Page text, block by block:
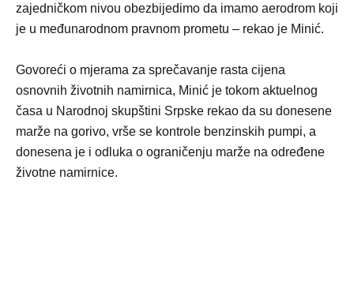
zajedničkom nivou obezbijedimo da imamo aerodrom koji
je u međunarodnom pravnom prometu – rekao je Minić.
Govoreći o mjerama za sprečavanje rasta cijena
osnovnih životnih namirnica, Minić je tokom aktuelnog
časa u Narodnoj skupštini Srpske rekao da su donesene
marže na gorivo, vrše se kontrole benzinskih pumpi, a
donesena je i odluka o ograničenju marže na određene
životne namirnice.